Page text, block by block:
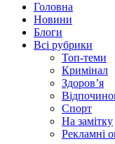
Головна
Новини
Блоги
Всі рубрики
Топ-теми
Кримінал
Здоров’я
Спорт
На замітку
Рекламні